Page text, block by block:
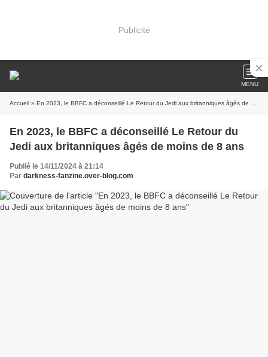
Publicité
MENU
Accueil » En 2023, le BBFC a déconseillé Le Retour du Jedi aux britanniques âgés de moins de 8 ans
En 2023, le BBFC a déconseillé Le Retour du
Jedi aux britanniques âgés de moins de 8 ans
Publié le 14/11/2024 à 21:14
Par darkness-fanzine.over-blog.com